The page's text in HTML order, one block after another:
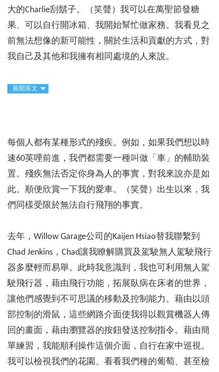
大的Charlie刮鬍子。（笑聲）我可以在萬聖節發糖
果、可以自行開冰箱、我開始幫忙做家務。我看見之
前無法想像的新可能性，關於生活和貢獻的方式，對
我自己及其他和我擁有相同處境的人來說。
展開英文
每個人都有某種形式的殘疾。例如，如果我們想以時
速60英哩前進，我們都需要一種叫做「車」的輔助裝
置。殘疾無法否定你身為人的事實，對我來說亦是如
此。順便欣賞一下我的愛車。（笑聲）出生以來，我
們同樣受限於無法自行飛翔的事實。
去年，Willow Garage公司的Kaijen Hsiao替我聯繫到
Chad Jenkins，Chad讓我瞭解購買及駕駛無人駕駛飛行
器多麼輕而易舉。此時我意識到，我也可利用無人駕
駛飛行器，藉由飛行功能，拓展臥病在床者的世界，
讓他們感覺到不可思議的移動及控制能力。藉由以頭
部控制的滑鼠，這些網路介面使我得以觀賞機器人傳
回的畫面，藉由瀏覽器的按鈕發送控制指令。藉由簡
單練習，我能順利操作這個介面，自行在家中巡視。
我可以檢視我們的花園、看看我們種的葡萄、甚至檢